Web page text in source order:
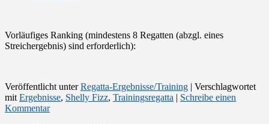
Vorläufiges Ranking (mindestens 8 Regatten (abzgl. eines
Streichergebnis) sind erforderlich):
Veröffentlicht unter Regatta-Ergebnisse/Training | Verschlagwortet
mit Ergebnisse, Shelly Fizz, Trainingsregatta | Schreibe einen
Kommentar